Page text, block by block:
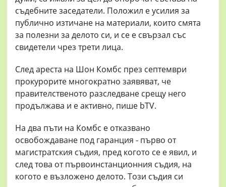
съдебните заседатели. Положил е усилия за
публично изтичане на материали, които смята
за полезни за делото си, и се е свързал със
свидетели чрез трети лица.
След ареста на Шон Комбс през септември
прокурорите многократно заявяват, че
правителственото разследване срещу него
продължава и е активно, пише bTV.
На два пъти на Комбс е отказвано
освобождаване под гаранция - първо от
магистратския съдия, пред когото се е явил, и
след това от първоинстанционния съдия, на
когото е възложено делото. Този съдия си